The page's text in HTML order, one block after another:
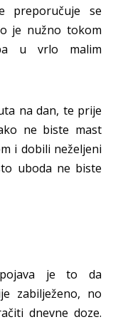
preporučuje se
je nužno tokom
u vrlo malim
na dan, te prije
ne biste mast
i dobili neželjeni
uboda ne biste
je to da
zabilježeno, no
dnevne doze.